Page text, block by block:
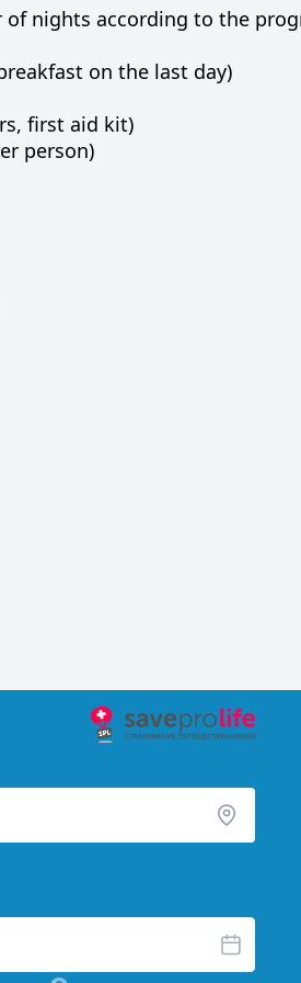
of nights according to the
on the last day)
first aid kit)
person)